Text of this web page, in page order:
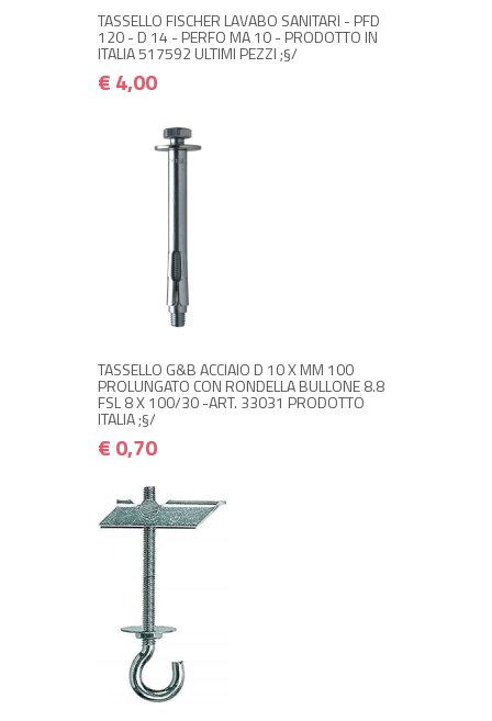
TASSELLO FISCHER LAVABO SANITARI - PFD
120 - D 14 - PERFO MA 10 - PRODOTTO IN
ITALIA 517592 ULTIMI PEZZI ;§/
€ 4,00
TASSELLO G&B ACCIAIO D 10 X MM 100
PROLUNGATO CON RONDELLA BULLONE 8.8
FSL 8 X 100/30 -ART. 33031 PRODOTTO
ITALIA ;§/
€ 0,70
NON DISPONIBILE A MAGAZZINO
Avvisami quando disponibile
NON DISPONIBILE A MAGAZZINO
Avvisami quando disponibile